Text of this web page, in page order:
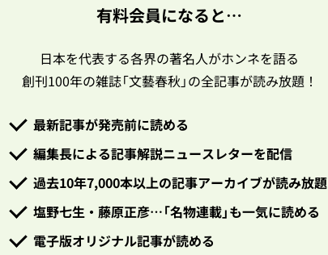
有料会員になると…
日本を代表する各界の著名人がホンネを語る
創刊100年の雑誌「文藝春秋」の全記事が読み放題！
最新記事が発売前に読める
編集長による記事解説ニュースレターを配信
過去10年7,000本以上の記事アーカイブが読み放題
塩野七生・藤原正彦…「名物連載」も一気に読める
電子版オリジナル記事が読める